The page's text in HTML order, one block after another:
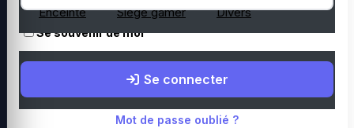
Enceinte
Siège gamer Divers
Top PC gamer : Intel / AMD
Composants PC gamer
Se souvenir de moi
Se connecter
Mot de passe oublié ?